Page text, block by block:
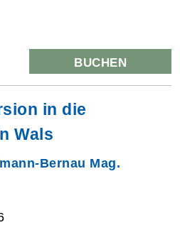
BUCHEN
in die
Wals
Bernau Mag.